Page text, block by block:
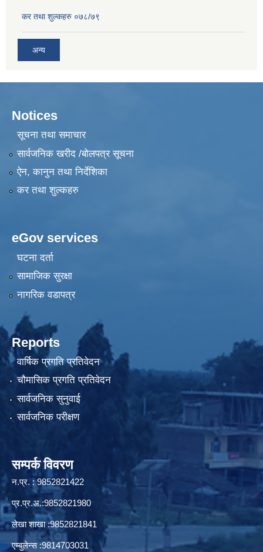
कर तथा शुल्कहरु ०७८/७९
अन्य
Notices
सूचना तथा समाचार
सार्वजनिक खरीद /बोलपत्र सूचना
ऐन, कानुन तथा निर्देशिका
कर तथा शुल्कहरु
eGov services
घटना दर्ता
सामाजिक सुरक्षा
नागरिक वडापत्र
Reports
वार्षिक प्रगति प्रतिवेदन
चौमासिक प्रगति प्रतिवेदन
सार्वजनिक सुनुवाई
सार्वजनिक परीक्षण
सम्पर्क विवरण
न.प्र. : 9852821422
प्र.प्र.अ.:9852821980
लेखा शाखा :9852821841
एम्बुलेन्स :9814703031